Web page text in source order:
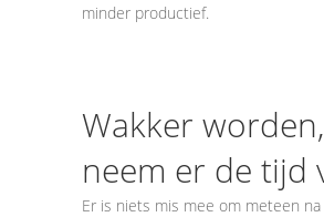
minder productief.
Wakker worden,
neem er de tijd
Er is niets mis mee om meteen